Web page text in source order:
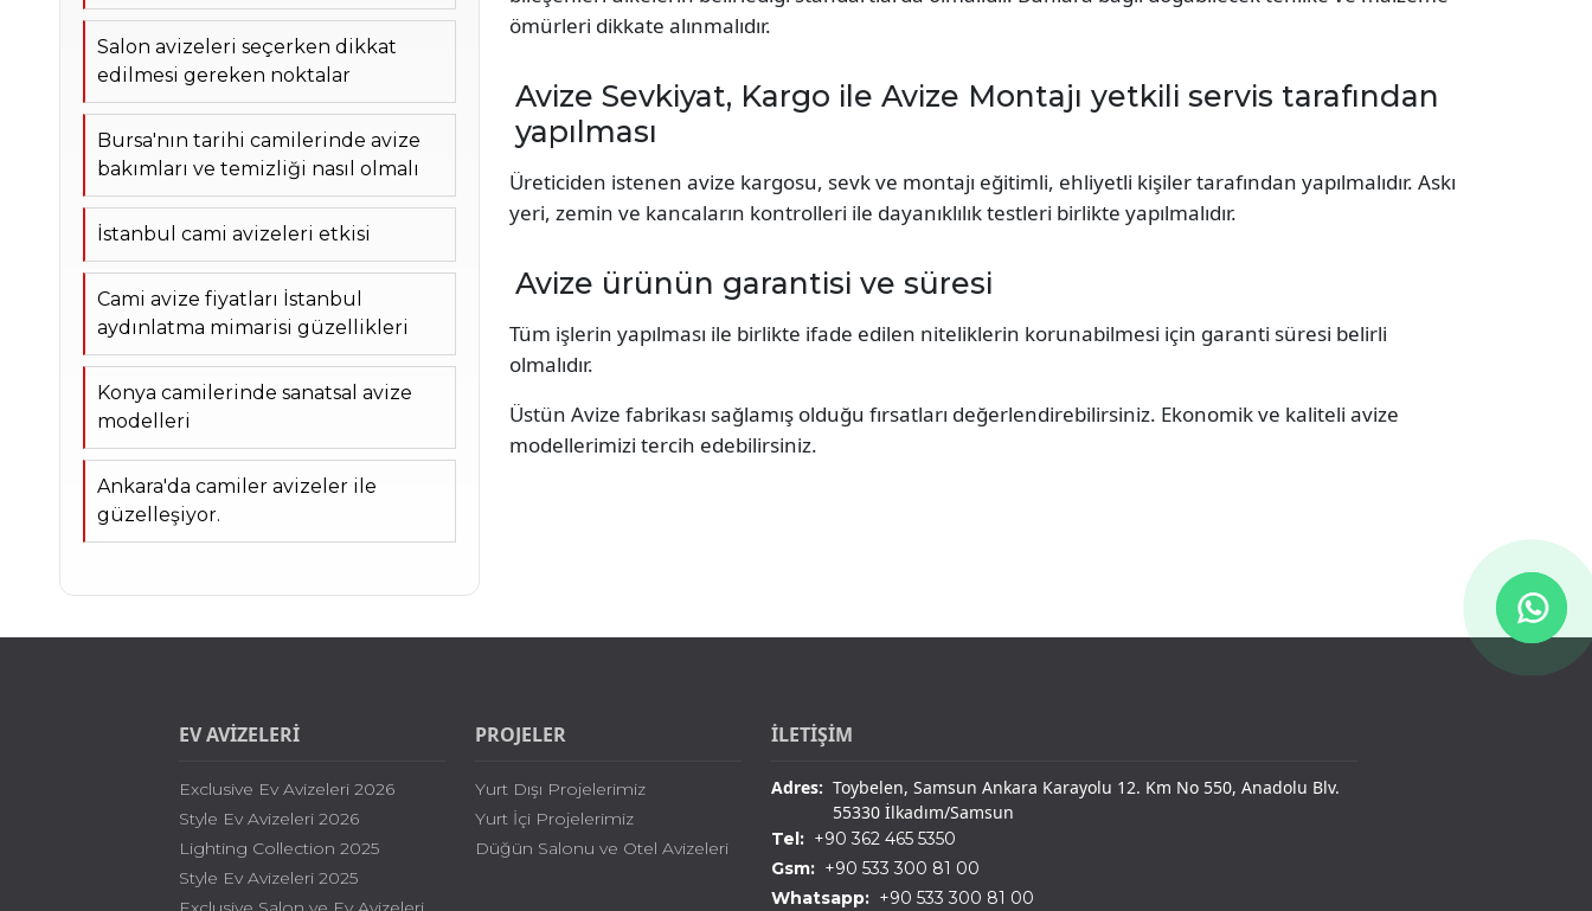
Salon avizeleri seçerken dikkat
edilmesi gereken noktalar
Bursa'nın tarihi camilerinde avize
bakımları ve temizliği nasıl olmalı
İstanbul cami avizeleri etkisi
Cami avize fiyatları İstanbul
aydınlatma mimarisi güzellikleri
Konya camilerinde sanatsal avize
modelleri
Ankara'da camiler avizeler ile
güzelleşiyor.
ömürleri dikkate alınmalıdır.
Avize Sevkiyat, Kargo ile Avize Montajı yetkili servis tarafından
yapılması
Üreticiden istenen avize kargosu, sevk ve montajı eğitimli, ehliyetli kişiler tarafından yapılmalıdır. Askı
yeri, zemin ve kancaların kontrolleri ile dayanıklılık testleri birlikte yapılmalıdır.
Avize ürünün garantisi ve süresi
Tüm işlerin yapılması ile birlikte ifade edilen niteliklerin korunabilmesi için garanti süresi belirli
olmalıdır.
Üstün Avize fabrikası sağlamış olduğu fırsatları değerlendirebilirsiniz. Ekonomik ve kaliteli avize
modellerimizi tercih edebilirsiniz.
EV AVİZELERİ
Exclusive Ev Avizeleri 2026
Style Ev Avizeleri 2026
Lighting Collection 2025
Style Ev Avizeleri 2025
PROJELER
Yurt Dışı Projelerimiz
Yurt İçi Projelerimiz
Düğün Salonu ve Otel Avizeleri
İLETİŞİM
Adres: Toybelen, Samsun Ankara Karayolu 12. Km No 550, Anadolu Blv.
55330 İlkadım/Samsun
Tel: +90 362 465 5350
Gsm: +90 533 300 81 00
Whatsapp: +90 533 300 81 00